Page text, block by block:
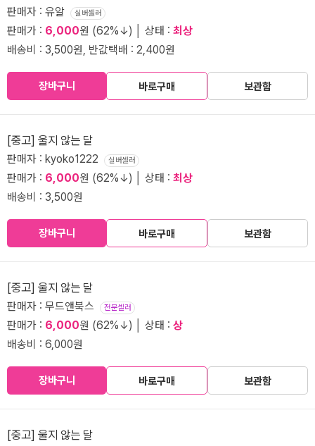
판매자 : 유알 실버셀러
판매가 : 6,000원 (62%↓) │ 상태 : 최상
배송비 : 3,500원, 반값택배 : 2,400원
장바구니 바로구매 보관함
[중고] 울지 않는 달
판매자 : kyoko1222 실버셀러
판매가 : 6,000원 (62%↓) │ 상태 : 최상
배송비 : 3,500원
장바구니 바로구매 보관함
[중고] 울지 않는 달
판매자 : 무드앤북스 전문셀러
판매가 : 6,000원 (62%↓) │ 상태 : 상
배송비 : 6,000원
장바구니 바로구매 보관함
[중고] 울지 않는 달